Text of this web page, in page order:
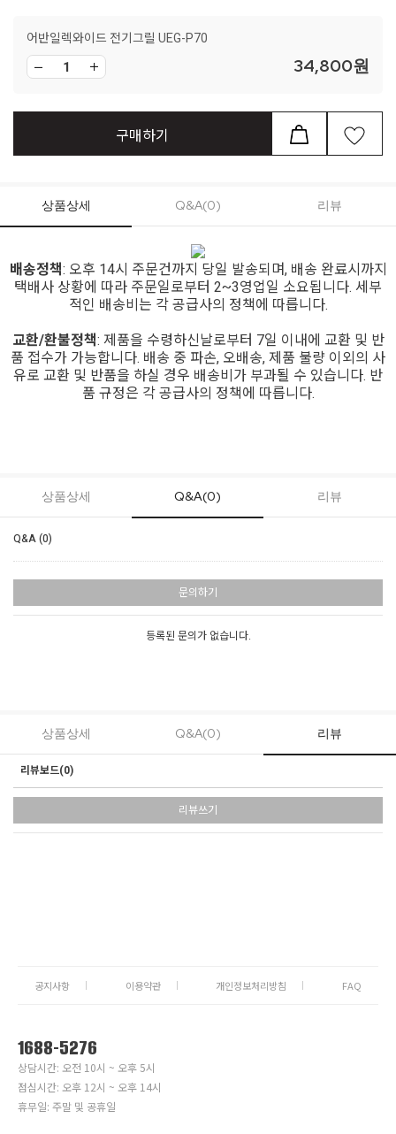
어반일렉와이드 전기그릴 UEG-P70
34,800원
구매하기
상품상세 Q&A(0) 리뷰
배송정책: 오후 14시 주문건까지 당일 발송되며, 배송 완료시까지
택배사 상황에 따라 주문일로부터 2~3영업일 소요됩니다. 세부
적인 배송비는 각 공급사의 정책에 따릅니다.
교환/환불정책: 제품을 수령하신날로부터 7일 이내에 교환 및 반
품 접수가 가능합니다. 배송 중 파손, 오배송, 제품 불량 이외의 사
유로 교환 및 반품을 하실 경우 배송비가 부과될 수 있습니다. 반
품 규정은 각 공급사의 정책에 따릅니다.
상품상세 Q&A(0) 리뷰
Q&A (0)
문의하기
등록된 문의가 없습니다.
상품상세 Q&A(0) 리뷰
리뷰보드(0)
리뷰쓰기
공지사항 이용약관 개인정보처리방침 FAQ
1688-5276
상담시간: 오전 10시 ~ 오후 5시
점심시간: 오후 12시 ~ 오후 14시
휴무일: 주말 및 공휴일